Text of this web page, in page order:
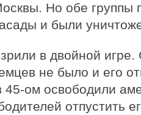
Но обе группы
и были
в двойной
не было и его
45-ом освободили
отпустить